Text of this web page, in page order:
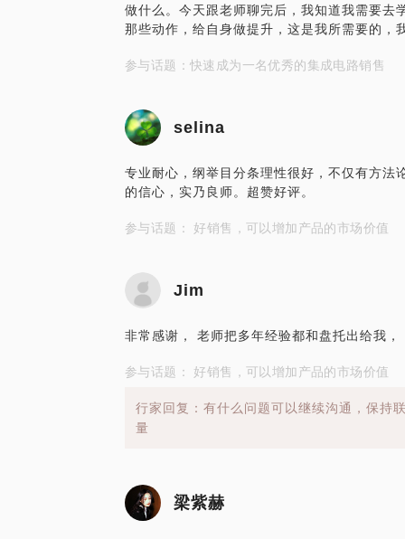
做什么。今天跟老师聊完后，我知道我需要去
那些动作，给自身做提升，这是我所需要的，
参与话题：快速成为一名优秀的集成电路销售
selina
专业耐心，纲举目分条理性很好，不仅有方法
的信心，实乃良师。超赞好评。
参与话题： 好销售，可以增加产品的市场价值
Jim
非常感谢， 老师把多年经验都和盘托出给我
参与话题： 好销售，可以增加产品的市场价值
行家回复：有什么问题可以继续沟通，保持
量
梁紫赫